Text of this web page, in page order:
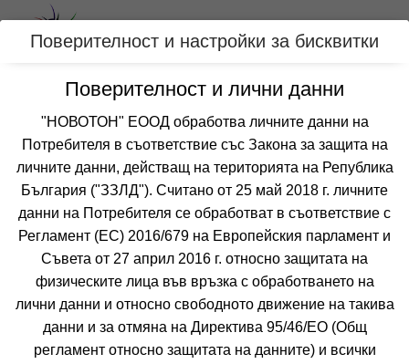
Вход
Категории
Оферти с безплатен чадър и шезлонг на
плажа за ХАЛКИДИКИ-КАСАНДРА,
ГЪРЦИЯ
Още курорти Филтри
 Сортирай по:
Поверителност и настройки за бисквитки
Поверителност и лични данни
"НОВОТОН" ЕООД обработва личните данни на
Потребителя в съответствие със Закона за защита на
личните данни, действащ на територията на Република
България ("ЗЗЛД"). Считано от 25 май 2018 г. личните
данни на Потребителя се обработват в съответствие с
Регламент (ЕС) 2016/679 на Европейския парламент и
Съвета от 27 април 2016 г. относно защитата на
физическите лица във връзка с обработването на
лични данни и относно свободното движение на такива
данни и за отмяна на Директива 95/46/EО (Общ
регламент относно защитата на данните) и всички